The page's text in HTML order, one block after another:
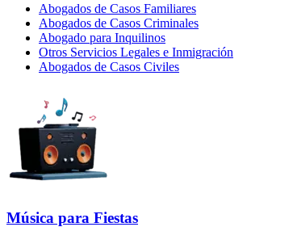
Abogados de Casos Familiares
Abogados de Casos Criminales
Abogado para Inquilinos
Otros Servicios Legales e Inmigración
Abogados de Casos Civiles
Música para Fiestas